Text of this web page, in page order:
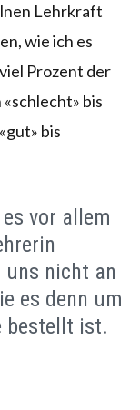
Lehrkraft
wie ich es
Prozent der
bis
bis
vor allem
nicht an
es denn um
bestellt ist.